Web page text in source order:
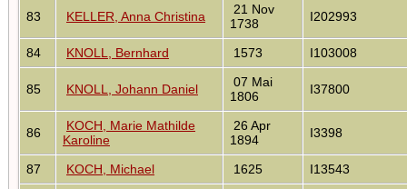
83 KELLER, Anna Christina
21 Nov
1738
I202993
84 KNOLL, Bernhard 1573 I103008
85 KNOLL, Johann Daniel
07 Mai
1806
I37800
86
KOCH, Marie Mathilde
Karoline
26 Apr
1894
I3398
87 KOCH, Michael 1625 I13543